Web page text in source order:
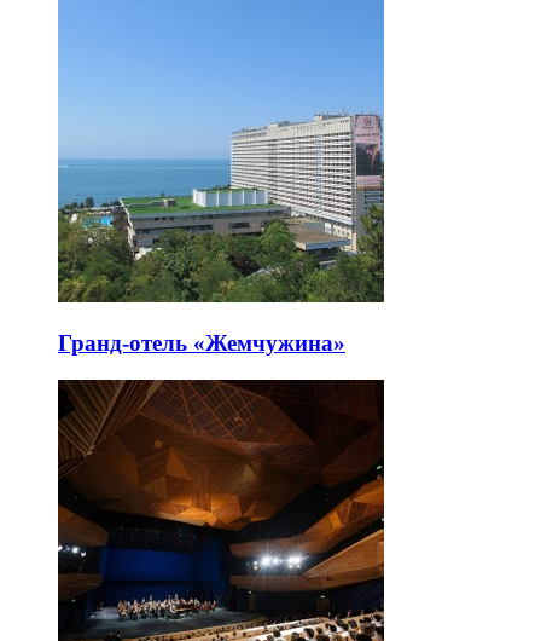
Гранд-отель «Жемчужина»